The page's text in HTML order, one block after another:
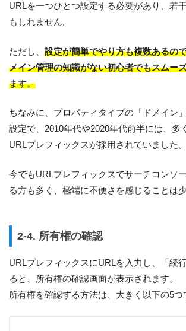
URLを一つひとつ設定する必要があり、若
もしれません。
ただし、 設定が簡単でやり方も複数あるの
メイン管理の知識がない初心者でもスムー
ます。
ちなみに、プロパティタイプの「ドメイン
設定で、2010年代や2020年代前半には、多
URLプレフィックスが採用されていました。
今でもURLプレフィックスでサーチコンソ
る方も多く、極端に不便さを感じることは
2-4. 所有権の確認
URLプレフィックスにURLを入力し、「続
ると、所有権の確認画面が表示されます。
所有権を確認する方法は、大きく以下の5つ